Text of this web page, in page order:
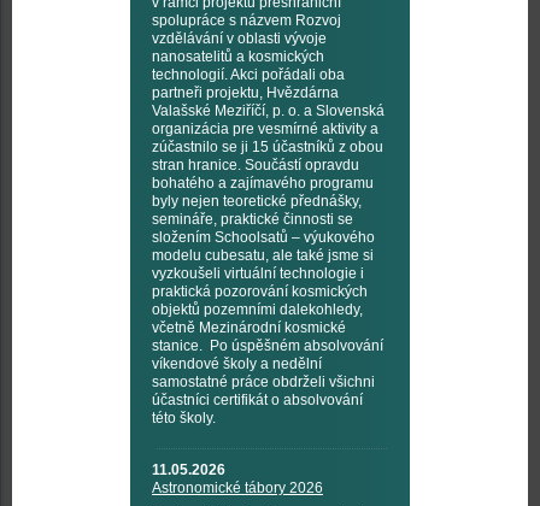
spolupráce s názvem Rozvoj
vzdělávání v oblasti vývoje
nanosatelitů a kosmických
technologií. Akci pořádali oba
partneři projektu, Hvězdárna
Valašské Meziříčí, p. o. a Slovenská
organizácia pre vesmírné aktivity a
zúčastnilo se ji 15 účastníků z obou
stran hranice. Součástí opravdu
bohatého a zajímavého programu
byly nejen teoretické přednášky,
semináře, praktické činnosti se
složením Schoolsatů – výukového
modelu cubesatu, ale také jsme si
vyzkoušeli virtuální technologie i
praktická pozorování kosmických
objektů pozemními dalekohledy,
včetně Mezinárodní kosmické
stanice. Po úspěšném absolvování
víkendové školy a nedělní
samostatné práce obdrželi všichni
účastníci certifikát o absolvování
této školy.
11.05.2026
Astronomické tábory 2026